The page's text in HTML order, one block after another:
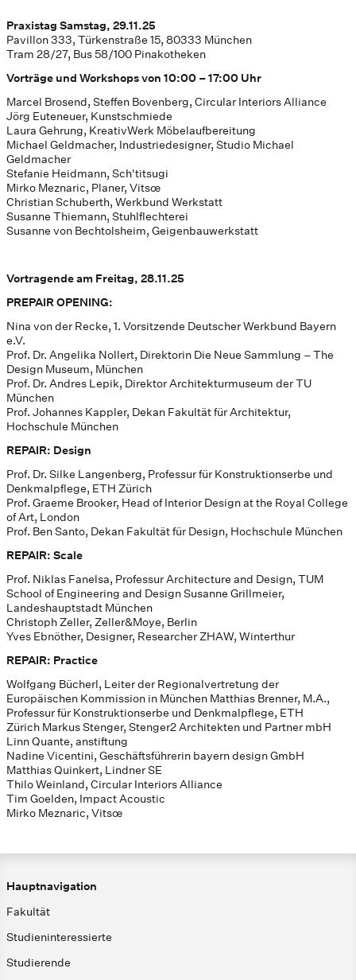
Praxistag Samstag, 29.11.25
Pavillon 333, Türkenstraße 15, 80333 München
Tram 28/27, Bus 58/100 Pinakotheken
Vorträge und Workshops von 10:00 – 17:00 Uhr
Marcel Brosend, Steffen Bovenberg, Circular Interiors Alliance
Jörg Euteneuer, Kunstschmiede
Laura Gehrung, KreativWerk Möbelaufbereitung
Michael Geldmacher, Industriedesigner, Studio Michael
Geldmacher
Stefanie Heidmann, Sch'titsugi
Mirko Meznaric, Planer, Vitsœ
Christian Schuberth, Werkbund Werkstatt
Susanne Thiemann, Stuhlflechterei
Susanne von Bechtolsheim, Geigenbauwerkstatt
Vortragende am Freitag, 28.11.25
PREPAIR OPENING:
Nina von der Recke, 1. Vorsitzende Deutscher Werkbund Bayern
e.V.
Prof. Dr. Angelika Nollert, Direktorin Die Neue Sammlung – The
Design Museum, München
Prof. Dr. Andres Lepik, Direktor Architekturmuseum der TU
München
Prof. Johannes Kappler, Dekan Fakultät für Architektur,
Hochschule München
REPAIR: Design
Prof. Dr. Silke Langenberg, Professur für Konstruktionserbe und
Denkmalpflege, ETH Zürich
Prof. Graeme Brooker, Head of Interior Design at the Royal College
of Art, London
Prof. Ben Santo, Dekan Fakultät für Design, Hochschule München
REPAIR: Scale
Prof. Niklas Fanelsa, Professur Architecture and Design, TUM
School of Engineering and Design Susanne Grillmeier,
Landeshauptstadt München
Christoph Zeller, Zeller&Moye, Berlin
Yves Ebnöther, Designer, Researcher ZHAW, Winterthur
REPAIR: Practice
Wolfgang Bücherl, Leiter der Regionalvertretung der
Europäischen Kommission in München Matthias Brenner, M.A.,
Professur für Konstruktionserbe und Denkmalpflege, ETH
Zürich Markus Stenger, Stenger2 Architekten und Partner mbH
Linn Quante, anstiftung
Nadine Vicentini, Geschäftsführerin bayern design GmbH
Matthias Quinkert, Lindner SE
Thilo Weinland, Circular Interiors Alliance
Tim Goelden, Impact Acoustic
Mirko Meznaric, Vitsœ
Hauptnavigation
Fakultät
Studieninteressierte
Studierende